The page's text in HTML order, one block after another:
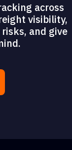
across
visibility,
and give